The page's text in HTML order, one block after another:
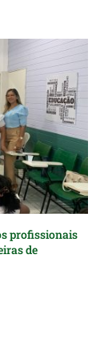
profissionais
de